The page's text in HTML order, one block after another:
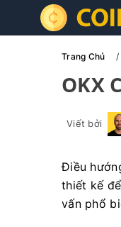
Trang Chủ
OKX
Viết bởi
Điều
thiết kế
vấn phổ